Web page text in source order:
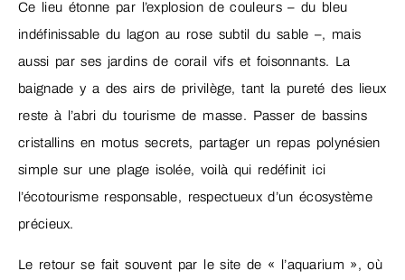
Ce lieu étonne par l’explosion de couleurs – du bleu
indéfinissable du lagon au rose subtil du sable –, mais
aussi par ses jardins de corail vifs et foisonnants. La
baignade y a des airs de privilège, tant la pureté des lieux
reste à l’abri du tourisme de masse. Passer de bassins
cristallins en motus secrets, partager un repas polynésien
simple sur une plage isolée, voilà qui redéfinit ici
l’écotourisme responsable, respectueux d’un écosystème
précieux.
Le retour se fait souvent par le site de « l’aquarium », où